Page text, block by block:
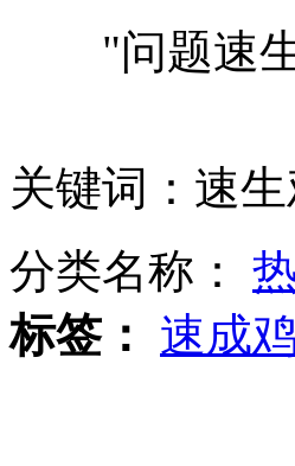
俄轰炸机饶日飞 日紧急出动
"问题速生
关键词：速
分类名称：
标签：
速成